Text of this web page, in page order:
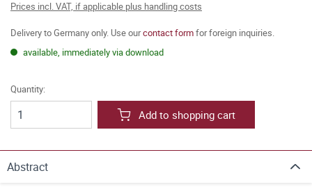
Prices incl. VAT, if applicable plus handling costs
Delivery to Germany only. Use ourcontact formfor foreign inquiries.
available, immediately via download
Quantity:
Add to shopping cart
Abstract